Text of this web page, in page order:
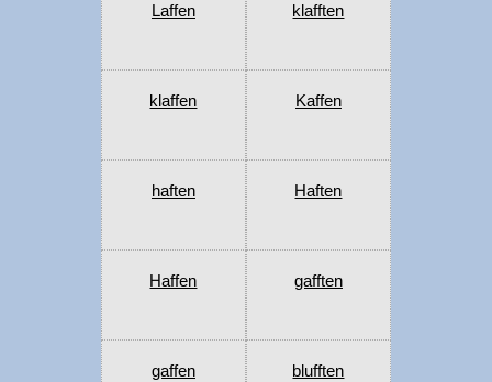
Laffen klafften
klaffen Kaffen
haften Haften
Haffen gafften
gaffen blufften